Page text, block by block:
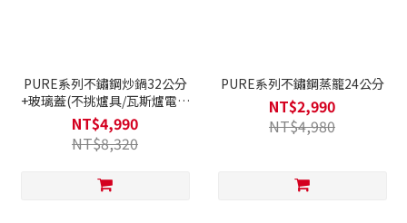
PURE系列不鏽鋼炒鍋32公分
+玻璃蓋(不挑爐具/瓦斯爐電磁
爐可用)
NT$4,990
NT$8,320
PURE系列不鏽鋼蒸籠24公分
NT$2,990
NT$4,980